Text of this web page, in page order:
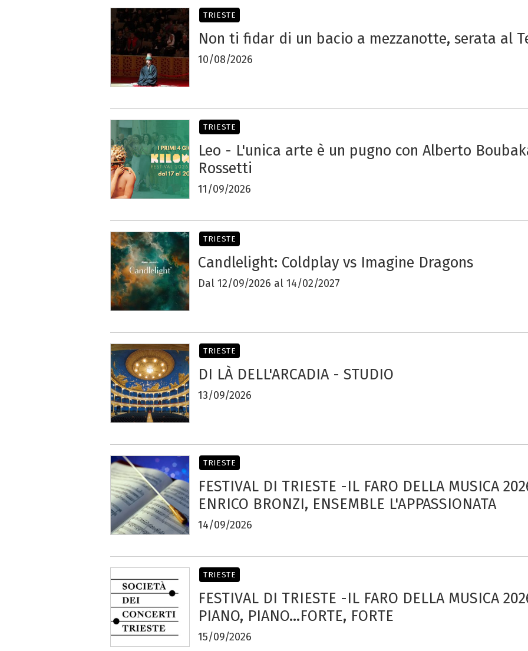
Non ti fidar di un bacio a mezzanotte, serata al
10/08/2026
TRIESTE
Leo - L'unica arte è un pugno con Alberto
Rossetti
11/09/2026
TRIESTE
Candlelight: Coldplay vs Imagine Dragons
Dal 12/09/2026 al 14/02/2027
TRIESTE
DI LÀ DELL'ARCADIA - STUDIO
13/09/2026
TRIESTE
FESTIVAL DI TRIESTE -IL FARO DELLA MUSICA
ENRICO BRONZI, ENSEMBLE L'APPASSIONATA
14/09/2026
TRIESTE
FESTIVAL DI TRIESTE -IL FARO DELLA MUSICA
PIANO, PIANO...FORTE, FORTE
15/09/2026
TRIESTE